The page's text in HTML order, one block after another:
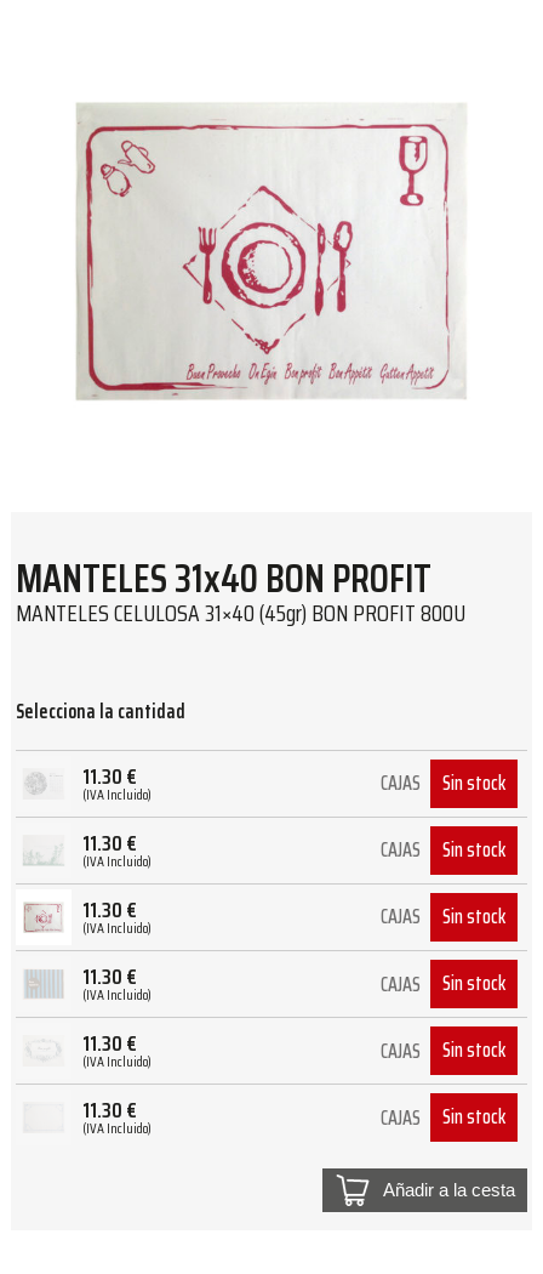
MANTELES 31x40 BON PROFIT
MANTELES CELULOSA 31×40 (45gr) BON PROFIT 800U
Selecciona la cantidad
11.30€
(IVA Incluido) CAJAS Sin stock
11.30€
(IVA Incluido) CAJAS Sin stock
11.30€
(IVA Incluido) CAJAS Sin stock
11.30€
(IVA Incluido) CAJAS Sin stock
11.30€
(IVA Incluido) CAJAS Sin stock
11.30€
(IVA Incluido) CAJAS Sin stock
Añadir a la cesta